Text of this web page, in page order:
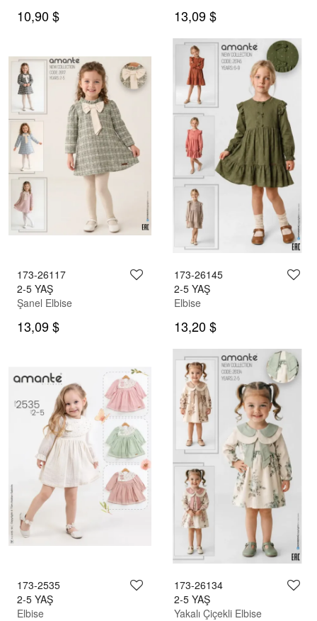
10,90 $ 13,09 $
173-26117
2-5 YAŞ
Şanel Elbise
13,09 $
173-26145
2-5 YAŞ
Elbise
13,20 $
173-2535
2-5 YAŞ
Elbise
173-26134
2-5 YAŞ
Yakalı Çiçekli Elbise